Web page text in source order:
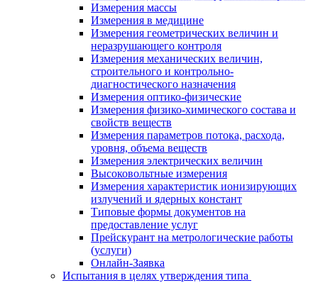
Измерения массы
Измерения в медицине
Измерения геометрических величин и
неразрушающего контроля
Измерения механических величин,
строительного и контрольно-
диагностического назначения
Измерения оптико-физические
Измерения физико-химического состава и
свойств веществ
Измерения параметров потока, расхода,
уровня, объема веществ
Измерения электрических величин
Высоковольтные измерения
Измерения характеристик ионизирующих
излучений и ядерных констант
Типовые формы документов на
предоставление услуг
Прейскурант на метрологические работы
(услуги)
Онлайн-Заявка
Испытания в целях утверждения типа